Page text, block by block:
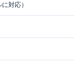
対応）